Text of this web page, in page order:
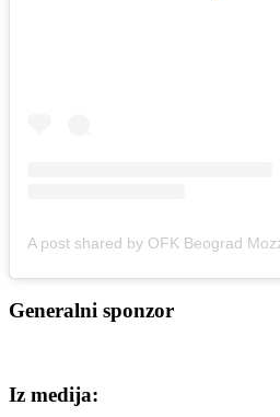
Generalni sponzor
Iz medija: